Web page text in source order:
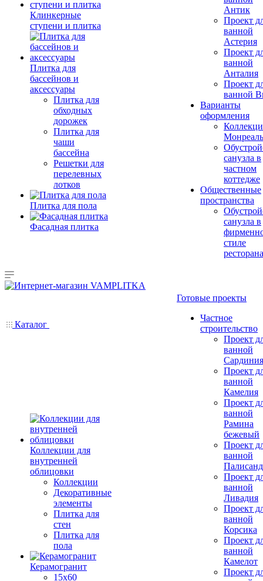
Клинкерные
ступени и плитка
Плитка для
бассейнов и
аксессуары
Плитка для
обходных
дорожек
Плитка для
чаши
бассейна
Решетки для
перелевных
лотков
Плитка для пола
Фасадная плитка
Антик
Проект
ванной
Астерия
Проект
ванной
Анталия
Проект
ванной
Варианты
оформления
Монреаль
санузла в
частном
коттедже
Общественные
пространства
санузла в
стиле
ресторана
Каталог
Коллекции для
внутренней
облицовки
Коллекции
Декоративные
элементы
Плитка для
стен
Плитка для
пола
Керамогранит
15х60
Готовые проекты
Частное
строительство
Проект
ванной
Сардиния
Проект
ванной
Камелия
Проект
ванной
Рамина
бежевый
Проект
ванной
Проект
ванной
Ливадия
Проект
ванной
Корсика
Проект
ванной
Камелот
Проект